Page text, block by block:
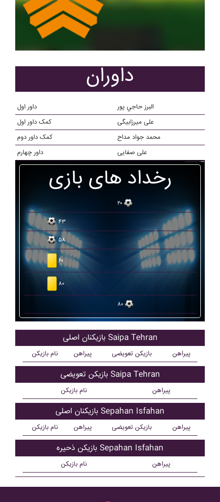
داوران
داور اول
البرز حاجي پور
کمک داور اول
علی میرزابیگی
کمک داور دوم
محمد جواد مداح
داور چهارم
علی صفایی
رخداد های بازی
۲۰
۴۳
۵۸
۶۰
۸۰
۸۰
بازیکنان اصلی Saipa Tehran
نام بازیکن پیراهن بازیکن تعویضی پیراهن
بازیکن تعویضی Saipa Tehran
نام بازیکن پیراهن
بازیکنان اصلی Sepahan Isfahan
نام بازیکن پیراهن بازیکن تعویضی پیراهن
بازیکن ذحیره Sepahan Isfahan
نام بازیکن پیراهن